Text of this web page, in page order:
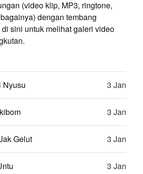
(video klip, MP3, ringtone,
dengan tembang
sini untuk melihat galeri video
Nyusu 3 Jan
3 Jan
Gelut 3 Jan
3 Jan